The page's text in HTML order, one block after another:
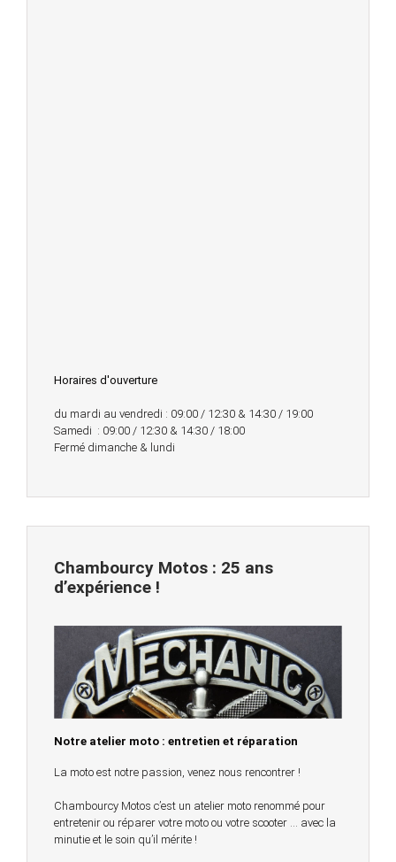
Horaires d'ouverture
du mardi au vendredi : 09:00 / 12:30 & 14:30 / 19:00
Samedi : 09:00 / 12:30 & 14:30 / 18:00
Fermé dimanche & lundi
Chambourcy Motos : 25 ans
d’expérience !
Notre atelier moto : entretien et réparation
La moto est notre passion, venez nous rencontrer !
Chambourcy Motos c’est un atelier moto renommé pour
entretenir ou réparer votre moto ou votre scooter … avec la
minutie et le soin qu’il mérite !